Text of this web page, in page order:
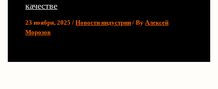
качестве
23 ноября, 2025/Новости индустрии / By Алексей
Морозов